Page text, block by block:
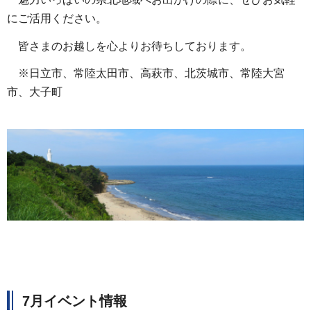
にご活用ください。
皆さまのお越しを心よりお待ちしております。
※日立市、常陸太田市、高萩市、北茨城市、常陸大宮
市、大子町
7月イベント情報